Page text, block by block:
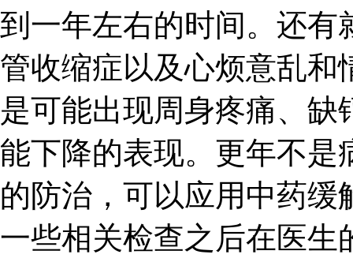
到一年左右的时间。还有
管收缩症以及心烦意乱和
是可能出现周身疼痛、
能下降的表现。更年不是
的防治，可以应用中药
一些相关检查之后在医生